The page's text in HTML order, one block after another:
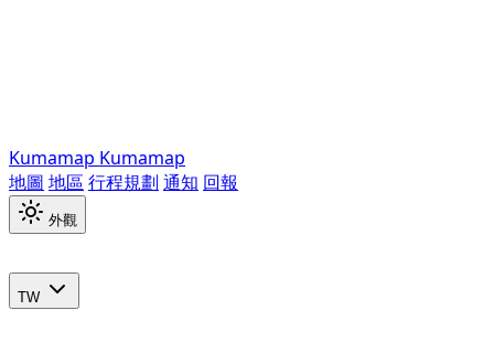
Kumamap Kumamap
地圖 地區 行程規劃 通知 回報
外觀
TW